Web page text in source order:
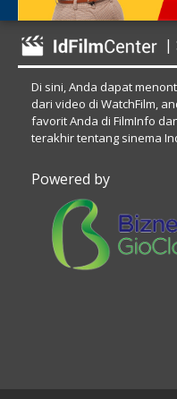
|
Di sini, Anda dapat
dari video di WatchFilm,
favorit Anda di FilmInfo
terakhir tentang sinema
Powered by